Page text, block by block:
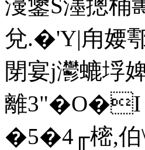
濅鎥S濹摠
兌.�'Y|甪
閕宴j灪螰垺
離
�5�4╓樒,伯\